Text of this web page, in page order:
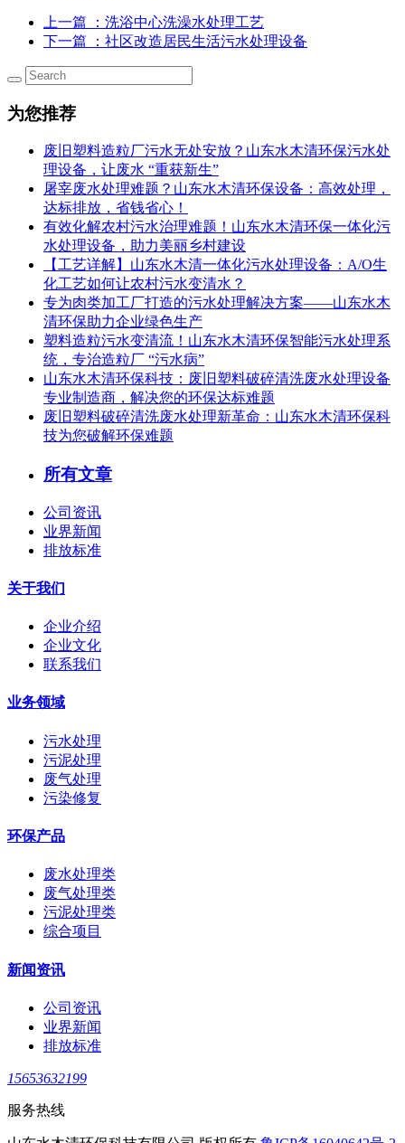
上一篇
：洗浴中心洗澡水处理工艺
下一篇
：社区改造居民生活污水处理设备
为您推荐
废旧塑料造粒厂污水无处安放？山东水木清环保污水处
理设备，让废水 “重获新生”
屠宰废水处理难题？山东水木清环保设备：高效处理，
达标排放，省钱省心！
有效化解农村污水治理难题！山东水木清环保一体化污
水处理设备，助力美丽乡村建设
【工艺详解】山东水木清一体化污水处理设备：A/O生
化工艺如何让农村污水变清水？
专为肉类加工厂打造的污水处理解决方案——山东水木
清环保助力企业绿色生产
塑料造粒污水变清流！山东水木清环保智能污水处理系
统，专治造粒厂 “污水病”
山东水木清环保科技：废旧塑料破碎清洗废水处理设备
专业制造商，解决您的环保达标难题
废旧塑料破碎清洗废水处理新革命：山东水木清环保科
技为您破解环保难题
所有文章
公司资讯
业界新闻
排放标准
关于我们
企业介绍
企业文化
联系我们
业务领域
污水处理
污泥处理
废气处理
污染修复
环保产品
废水处理类
废气处理类
污泥处理类
综合项目
新闻资讯
公司资讯
业界新闻
排放标准
15653632199
服务热线